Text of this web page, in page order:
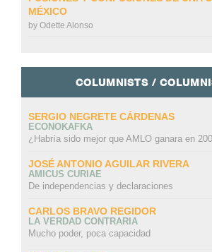
MÉXICO
by Odette Alonso
COLUMNISTS /
SERGIO NEGRETE CÁRDENAS
ECONOKAFKA
¿Habría sido mejor que AMLO ganara en
JOSÉ ANTONIO AGUILAR RIVERA
AMICUS CURIAE
De independencias y declaraciones
CARLOS BRAVO REGIDOR
LA VERDAD CONTRARIA
Mucho poder, poca capacidad